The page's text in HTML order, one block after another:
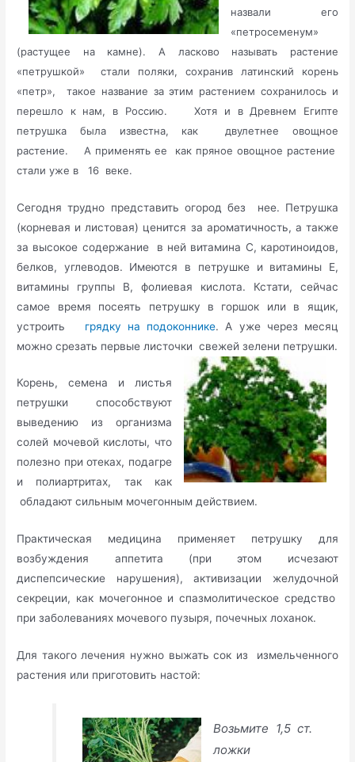
назвали его
«петросеменум»
(растущее на камне). А ласково называть растение
«петрушкой» стали поляки, сохранив латинский корень
«петр», такое название за этим растением сохранилось и
перешло к нам, в Россию. Хотя и в Древнем Египте
петрушка была известна, как двулетнее овощное
растение. А применять ее как пряное овощное растение
стали уже в 16 веке.
Сегодня трудно представить огород без нее. Петрушка
(корневая и листовая) ценится за ароматичность, а также
за высокое содержание в ней витамина С, каротиноидов,
белков, углеводов. Имеются в петрушке и витамины Е,
витамины группы В, фолиевая кислота. Кстати, сейчас
самое время посеять петрушку в горшок или в ящик,
устроить грядку на подоконнике. А уже через месяц
можно срезать первые листочки свежей зелени петрушки.
Корень, семена и листья
петрушки способствуют
выведению из организма
солей мочевой кислоты, что
полезно при отеках, подагре
и полиартритах, так как
обладают сильным мочегонным действием.
Практическая медицина применяет петрушку для
возбуждения аппетита (при этом исчезают
диспепсические нарушения), активизации желудочной
секреции, как мочегонное и спазмолитическое средство
при заболеваниях мочевого пузыря, почечных лоханок.
Для такого лечения нужно выжать сок из измельченного
растения или приготовить настой:
Возьмите 1,5 ст.
ложки